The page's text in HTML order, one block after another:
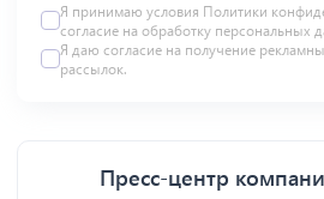
Я принимаю условия Политики
согласие на обработку персональных
Я даю согласие на получение
рассылок.
Пресс-центр